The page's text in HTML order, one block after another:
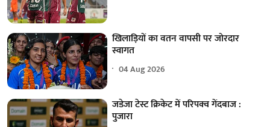
खिलाड़ियों का वतन वापसी पर जोरदार
स्वागत
04 Aug 2026
जडेजा टेस्ट क्रिकेट में परिपक्व गेंदबाज :
पुजारा